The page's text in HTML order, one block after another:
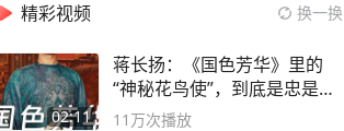
精彩视频 换一换
02:11
蒋长扬：《国色芳华》里的
“神秘花鸟使”，到底是忠是
奸？
11万次播放